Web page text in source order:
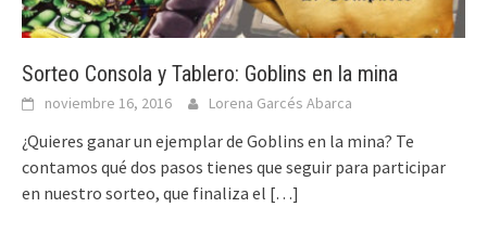
Sorteo Consola y Tablero: Goblins en la mina
noviembre 16, 2016 Lorena Garcés Abarca
¿Quieres ganar un ejemplar de Goblins en la mina? Te
contamos qué dos pasos tienes que seguir para participar
en nuestro sorteo, que finaliza el […]